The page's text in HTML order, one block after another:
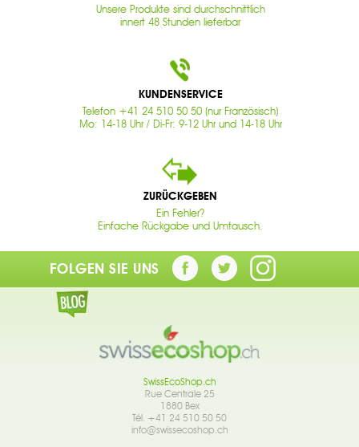
Unsere Produkte sind durchschnittlich
innert 48 Stunden lieferbar
KUNDENSERVICE
Telefon +41 24 510 50 50 (nur Französisch)
Mo: 14-18 Uhr / Di-Fr: 9-12 Uhr und 14-18 Uhr
ZURÜCKGEBEN
Ein Fehler?
Einfache Rückgabe und Umtausch.
FOLGEN SIE UNS
SwissEcoShop.ch
Rue Centrale 25
1880 Bex
Tél. +41 24 510 50 50
info@swissecoshop.ch